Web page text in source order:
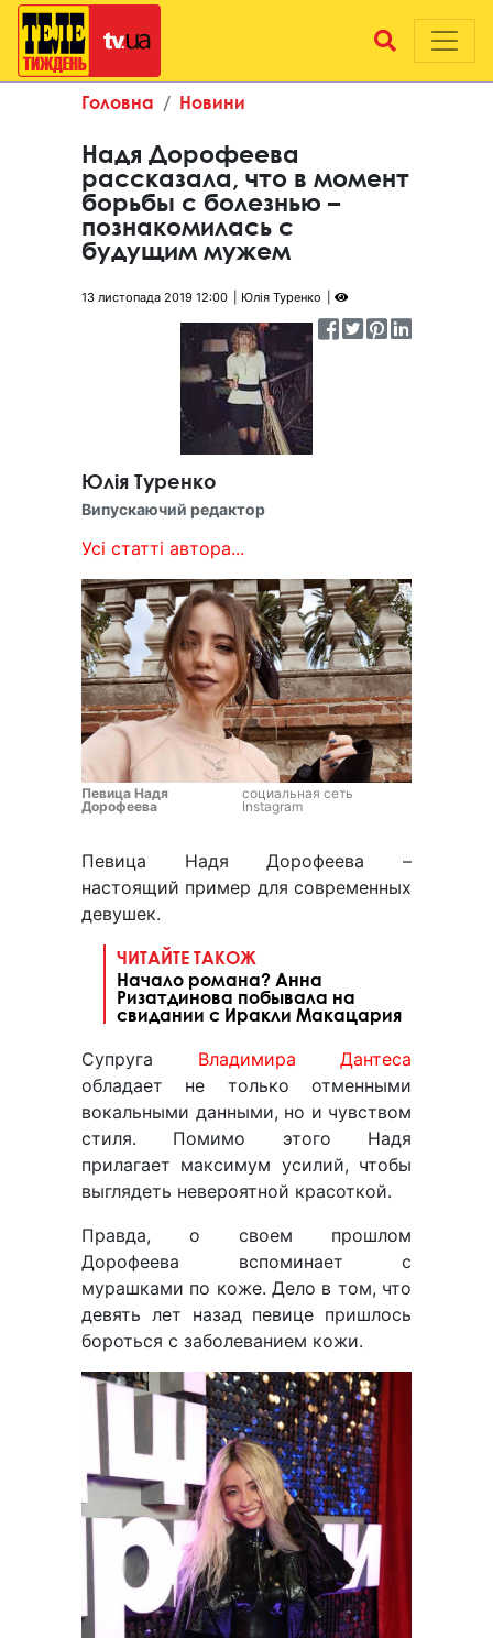
Головна Новини
Надя Дорофеева
рассказала, что в момент
борьбы с болезнью –
познакомилась с
будущим мужем
13 листопада 2019 12:00 Юлія Туренко
Юлія Туренко
Випускаючий редактор
Усі статті автора...
Певица Надя
Дорофеева
социальная сеть
Instagram
Певица Надя Дорофеева –
настоящий пример для современных
девушек.
ЧИТАЙТЕ ТАКОЖ
Начало романа? Анна
Ризатдинова побывала на
свидании с Иракли Макацария
Супруга Владимира Дантеса
обладает не только отменными
вокальными данными, но и чувством
стиля. Помимо этого Надя
прилагает максимум усилий, чтобы
выглядеть невероятной красоткой.
Правда, о своем прошлом
Дорофеева вспоминает с
мурашками по коже. Дело в том, что
девять лет назад певице пришлось
бороться с заболеванием кожи.